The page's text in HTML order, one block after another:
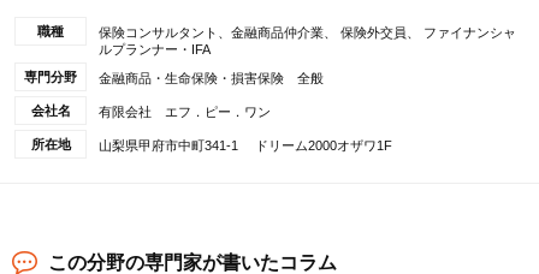
職種
保険コンサルタント、金融商品仲介業、 保険外交員、 ファイナンシャ
ルプランナー・IFA
専門分野
金融商品・生命保険・損害保険 全般
会社名 有限会社 エフ．ピー．ワン
所在地 山梨県甲府市中町341-1 ドリーム2000オザワ1F
この分野の専門家が書いたコラム